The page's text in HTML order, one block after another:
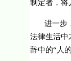
制定者，将
进一步
法律生活中
辞中的“人